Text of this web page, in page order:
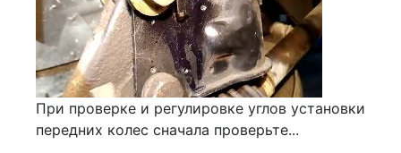
При проверке и регулировке углов установки
передних колес сначала проверьте...